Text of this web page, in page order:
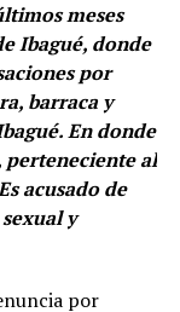
meses
Ibagué, donde
por
barraca y
En donde
perteneciente al
acusado de
y
por